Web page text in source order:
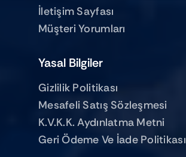
İletişim Sayfası
Müşteri Yorumları
Yasal Bilgiler
Gizlilik Politikası
Mesafeli Satış Sözleşmesi
K.V.K.K. Aydınlatma Metni
Geri Ödeme Ve İade Politikası